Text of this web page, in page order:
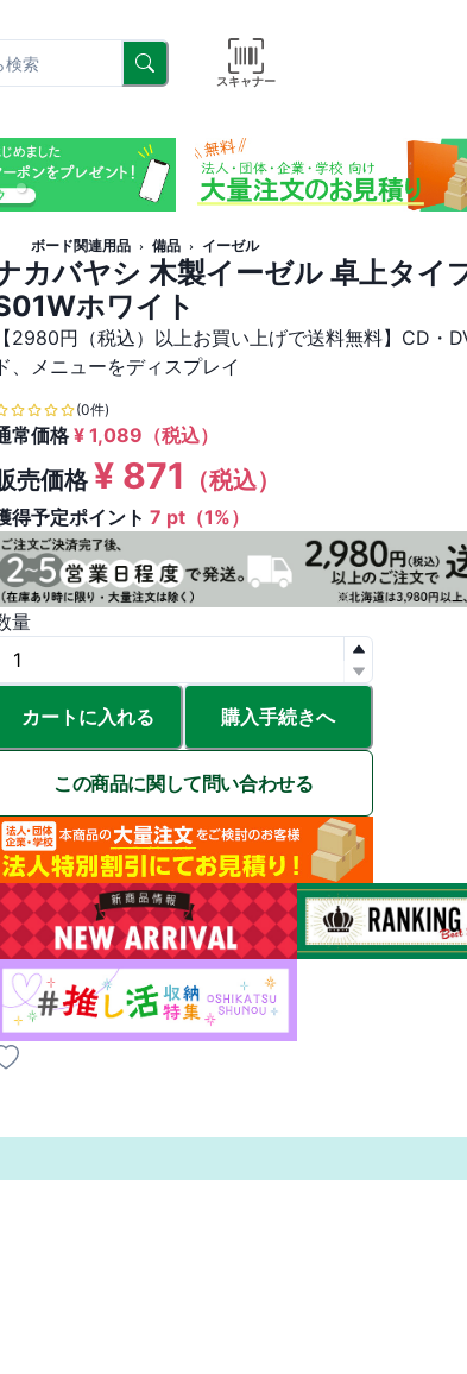
スキャナー
ボード関連用品 備品 イーゼル
カバヤシ 木製イーゼル 卓上タイ
ホワイト
【2980円（税込）以上お買い上げで送料無料】CD・
ド、メニューをディスプレイ
(0件)
常価格¥ 1,089 （税込）
売価格¥ 871 （税込）
得予定ポイント 7 pt（1%）
量
カートに入れる 購入手続きへ
この商品に関して問い合わせる